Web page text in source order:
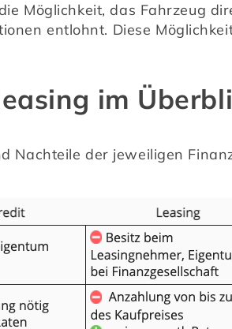
Möglichkeit, das Fahrzeug
entlohnt. Diese
im
Nachteile der jeweiligen